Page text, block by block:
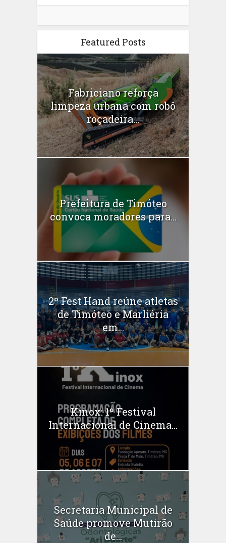
Featured Posts
Fabriciano reforça
limpeza urbana com robô
roçadeira...
Prefeitura de Timóteo
convoca moradores para...
2º Fest Hand reúne atletas
de Timóteo e Marliéria
em...
Kinox: 1º Festival
Internacional de Cinema...
Secretaria Municipal de
Saúde promove Mutirão
de...